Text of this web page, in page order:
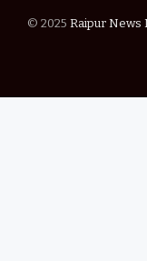
© 2025 Raipur News